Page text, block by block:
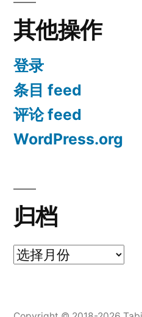
其他操作
登录
条目 feed
评论 feed
WordPress.org
归档
归